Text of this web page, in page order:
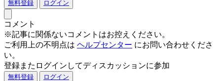
無料登録 ログイン
コメント
※記事に関係ないコメントはお控えください。
ご利用上の不明点は ヘルプセンター にお問い合わせくださ
い。
登録またログインしてディスカッションに参加
無料登録 ログイン